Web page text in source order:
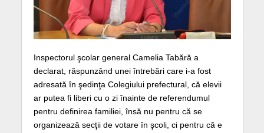
Inspectorul şcolar general Camelia Tabără a
declarat, răspunzând unei întrebări care i-a fost
adresată în şedinţa Colegiului prefectural, că elevii
ar putea fi liberi cu o zi înainte de referendumul
pentru definirea familiei, însă nu pentru că se
organizează secţii de votare în şcoli, ci pentru că e